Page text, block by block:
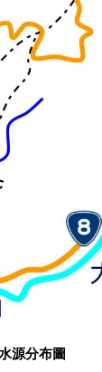
源分布圖